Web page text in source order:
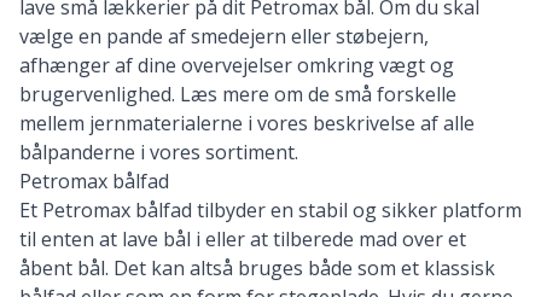
lave små lækkerier på dit Petromax bål. Om du skal
vælge en pande af smedejern eller støbejern,
afhænger af dine overvejelser omkring vægt og
brugervenlighed. Læs mere om de små forskelle
mellem jernmaterialerne i vores beskrivelse afalle
bålpanderne i vores sortiment.
Petromax bålfad
Et Petromax bålfad tilbyder en stabil og sikker platform
til enten at lave bål i eller at tilberede mad over et
åbent bål. Det kan altså bruges både som et klassisk